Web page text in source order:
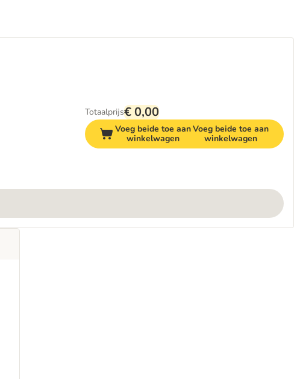
Totaalprijs€ 0,00
Voeg beide toe aan
winkelwagen
Voeg beide toe aan
winkelwagen